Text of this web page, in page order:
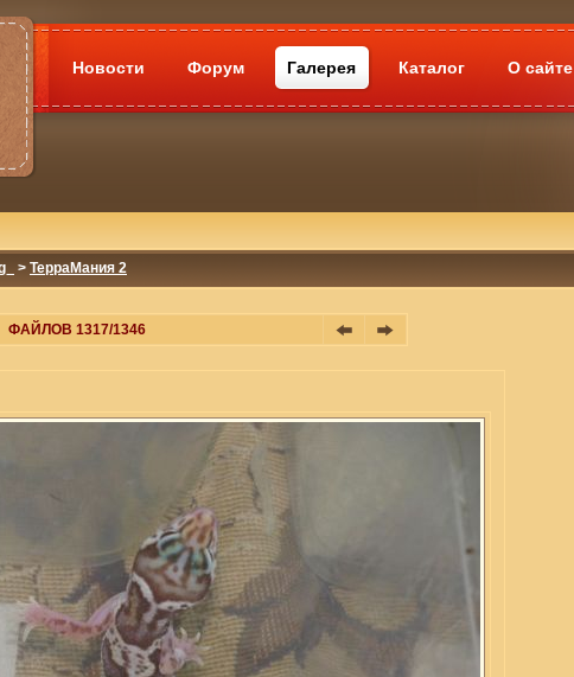
Новости Форум Галерея Каталог О сайте
> ТерраМания 2
ФАЙЛОВ 1317/1346